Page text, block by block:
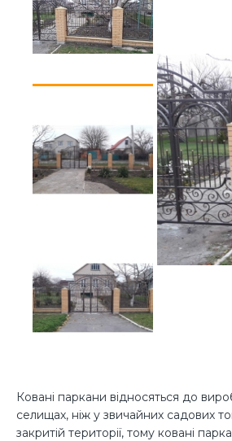
Ковані паркани відносяться до
селищах, ніж у звичайних садових
закритій території, тому ковані